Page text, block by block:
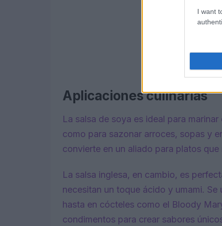
I want
Aplicaciones culinarias
La salsa de soya es ideal para
como para sazonar arroces, sopas y
convierte en un aliado para platos
La salsa inglesa, en cambio, es
necesitan un toque ácido y umami.
hasta en cócteles como el Bloody
condimentos para crear sabores